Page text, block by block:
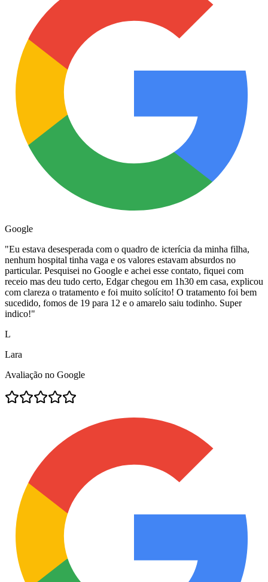
Google
"Eu estava desesperada com o quadro de icterícia da minha filha,
nenhum hospital tinha vaga e os valores estavam absurdos no
particular. Pesquisei no Google e achei esse contato, fiquei com
receio mas deu tudo certo, Edgar chegou em 1h30 em casa, explicou
com clareza o tratamento e foi muito solícito! O tratamento foi bem
sucedido, fomos de 19 para 12 e o amarelo saiu todinho. Super
indico!"
L
Lara
Avaliação no Google